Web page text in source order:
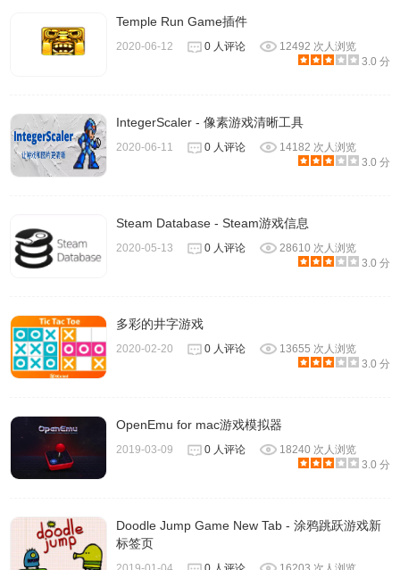
Temple Run Game插件
2020-06-12 0 人评论
12492 次人浏览
3.0 分
IntegerScaler - 像素游戏清晰工具
2020-06-11 0 人评论
14182 次人浏览
3.0 分
Steam Database - Steam游戏信息
2020-05-13 0 人评论
28610 次人浏览
3.0 分
多彩的井字游戏
2020-02-20 0 人评论
13655 次人浏览
3.0 分
OpenEmu for mac游戏模拟器
2019-03-09 0 人评论
18240 次人浏览
3.0 分
Doodle Jump Game New Tab - 涂鸦跳跃游戏新
标签页